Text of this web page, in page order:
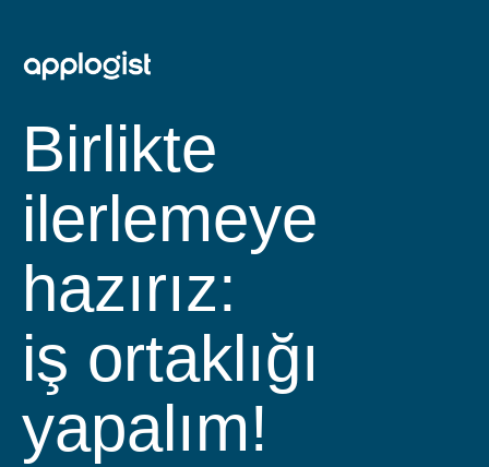
Birlikte
ilerlemeye
hazırız:
iş ortaklığı
yapalım!